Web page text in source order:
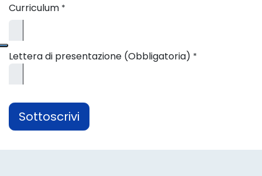
Curriculum *
Lettera di presentazione (Obbligatoria) *
Sottoscrivi